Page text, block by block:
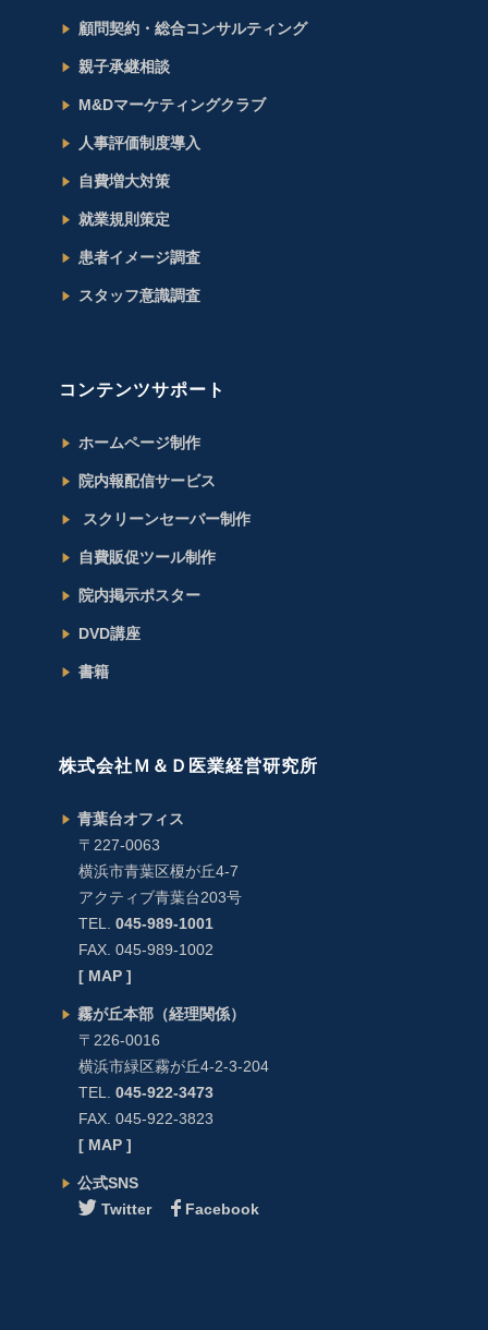
顧問契約・総合コンサルティング
親子承継相談
M&Dマーケティングクラブ
人事評価制度導入
自費増大対策
就業規則策定
患者イメージ調査
スタッフ意識調査
コンテンツサポート
ホームページ制作
院内報配信サービス
スクリーンセーバー制作
自費販促ツール制作
院内掲示ポスター
DVD講座
書籍
株式会社Ｍ＆Ｄ医業経営研究所
青葉台オフィス
〒227-0063
横浜市青葉区榎が丘4-7
アクティブ青葉台203号
TEL. 045-989-1001
FAX. 045-989-1002
[ MAP ]
霧が丘本部（経理関係）
〒226-0016
横浜市緑区霧が丘4-2-3-204
TEL. 045-922-3473
FAX. 045-922-3823
[ MAP ]
公式SNS
Twitter
Facebook